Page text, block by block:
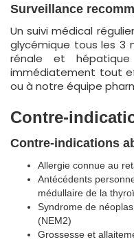
Surveillance
Un suivi médical
glycémique tous les 3
rénale et
immédiatement tout
ou à notre équipe
Contre-
Contre-indications
Allergie connue au
Antécédents
médullaire de la
Syndrome de
(NEM2)
Grossesse et